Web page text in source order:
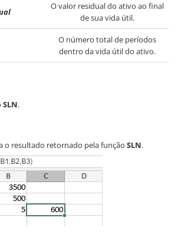
O valor residual do ativo ao final
de sua vida útil.
O número total de períodos
dentro da vida útil do ativo.
SLN.
o resultado retornado pela função SLN.